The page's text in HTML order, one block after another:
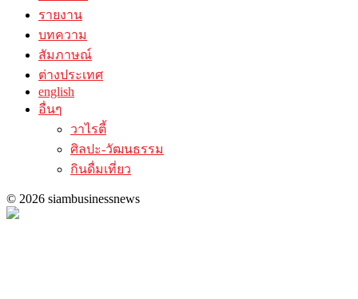
รายงาน
บทความ
สัมภาษณ์
ต่างประเทศ
english
อื่นๆ
วาไรตี้
ศิลปะ-วัฒนธรรม
กินดื่มเที่ยว
© 2026 siambusinessnews